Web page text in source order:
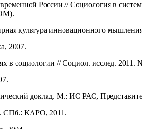
России // Социология в
культура инновационного
2007.
в социологии // Социол. исслед. 2011.
доклад. М.: ИС РАС,
СПб.: КАРО, 2011.